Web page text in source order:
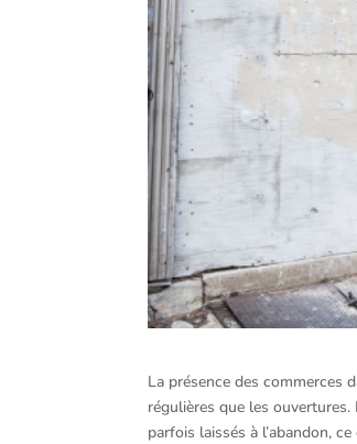
La présence des commerces
régulières que les
parfois laissés à l’abandon,